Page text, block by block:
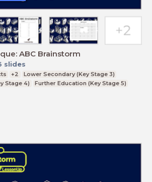
Learning Technique: ABC Brainstorm
slides
+2
Lower Secondary (Key Stage 3)
Stage 4)
Further Education (Key Stage 5)